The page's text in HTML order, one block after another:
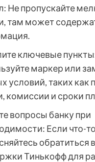
Не пропускайте
там может
ключевые
маркер или
условий, таких как
комиссии и сроки
вопросы банку при
Если что-
обратиться
Тинькофф для